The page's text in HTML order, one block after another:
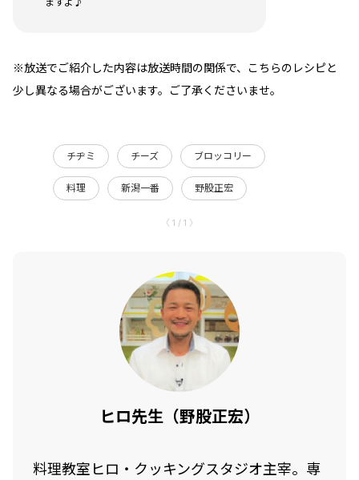
※放送でご紹介した内容は放送時間の関係で、こちらのレシピと
少し異なる場合がございます。ご了承くださいませ。
チヂミ チーズ ブロッコリー
料理 新潟一番 野股正宏
〈 1 / 1 〉
ヒロ先生（野股正宏）
料理教室ヒロ・クッキングスタジオ主宰。専